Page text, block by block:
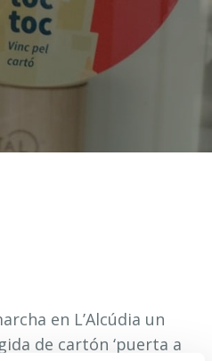
en L’Alcúdia un
de cartón ‘puerta a